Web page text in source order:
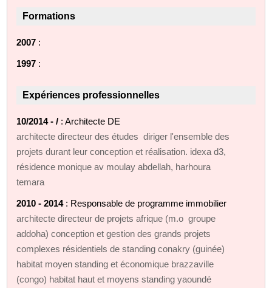
Formations
2007 :
1997 :
Expériences professionnelles
10/2014 - / : Architecte DE
architecte directeur des études diriger l'ensemble des
projets durant leur conception et réalisation. idexa d3,
résidence monique av moulay abdellah, harhoura
temara
2010 - 2014: Responsable de programme immobilier
architecte directeur de projets afrique (m.o groupe
addoha) conception et gestion des grands projets
complexes résidentiels de standing conakry (guinée)
habitat moyen standing et économique brazzaville
(congo) habitat haut et moyens standing yaoundé